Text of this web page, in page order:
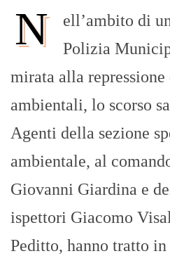
N
ell’ambito di
Polizia
mirata alla
ambientali, lo scorso
Agenti della sezione
ambientale, al
Giovanni Giardina e
ispettori Giacomo
Peditto, hanno tratto